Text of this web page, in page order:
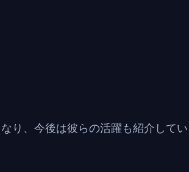
り、今後は彼らの活躍も紹介して